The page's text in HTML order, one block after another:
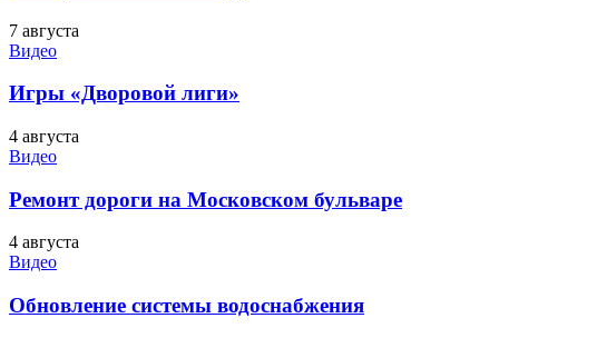
7 августа
Видео
Игры «Дворовой лиги»
4 августа
Видео
Ремонт дороги на Московском бульваре
4 августа
Видео
Обновление системы водоснабжения